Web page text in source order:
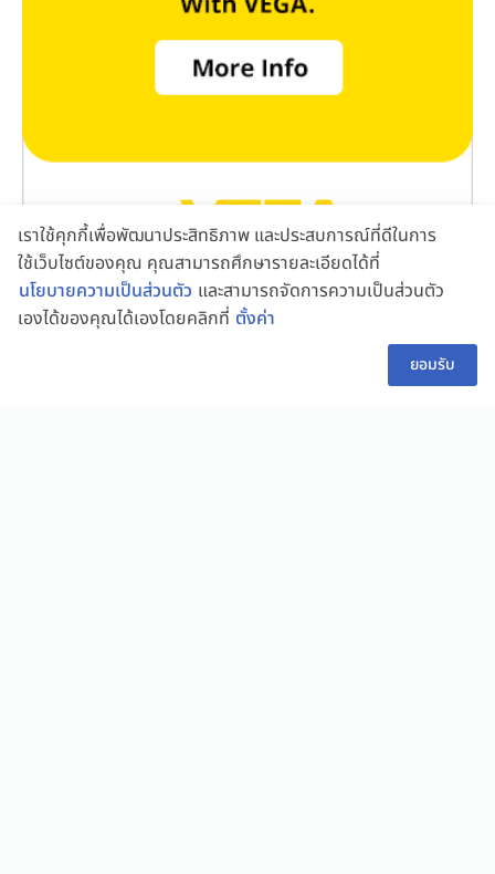
เราใช้คุกกี้เพื่อพัฒนาประสิทธิภาพ และประสบการณ์ที่ดีในการ
ใช้เว็บไซต์ของคุณ คุณสามารถศึกษารายละเอียดได้ที่
นโยบายความเป็นส่วนตัว และสามารถจัดการความเป็นส่วนตัว
เองได้ของคุณได้เองโดยคลิกที่ ตั้งค่า
ยอมรับ